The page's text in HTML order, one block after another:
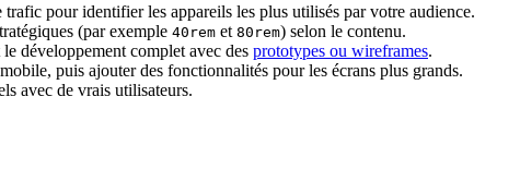
trafic pour identifier les appareils les plus utilisés par votre audience.
(par exemple 40rem et 80rem) selon le contenu.
développement complet avec des prototypes ou wireframes.
puis ajouter des fonctionnalités pour les écrans plus grands.
avec de vrais utilisateurs.